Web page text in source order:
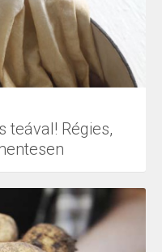
teával! Régies,